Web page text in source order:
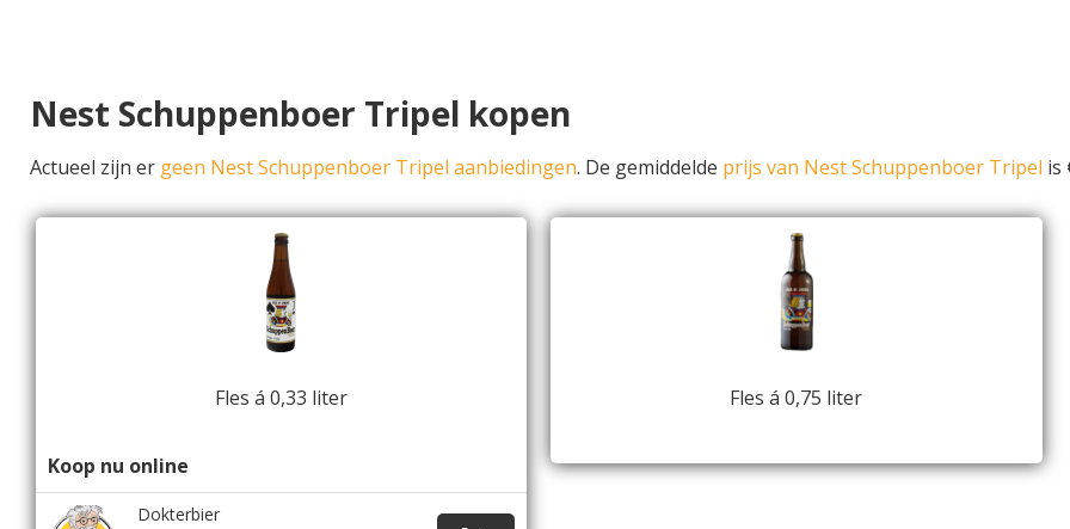
Nest Schuppenboer Tripel kopen
Actueel zijn er geen Nest Schuppenboer Tripel aanbiedingen. De gemiddelde prijs van Nest Schuppenboer Tripel is
Fles á 0,33 liter
Koop nu online
Dokterbier
Fles á 0,75 liter